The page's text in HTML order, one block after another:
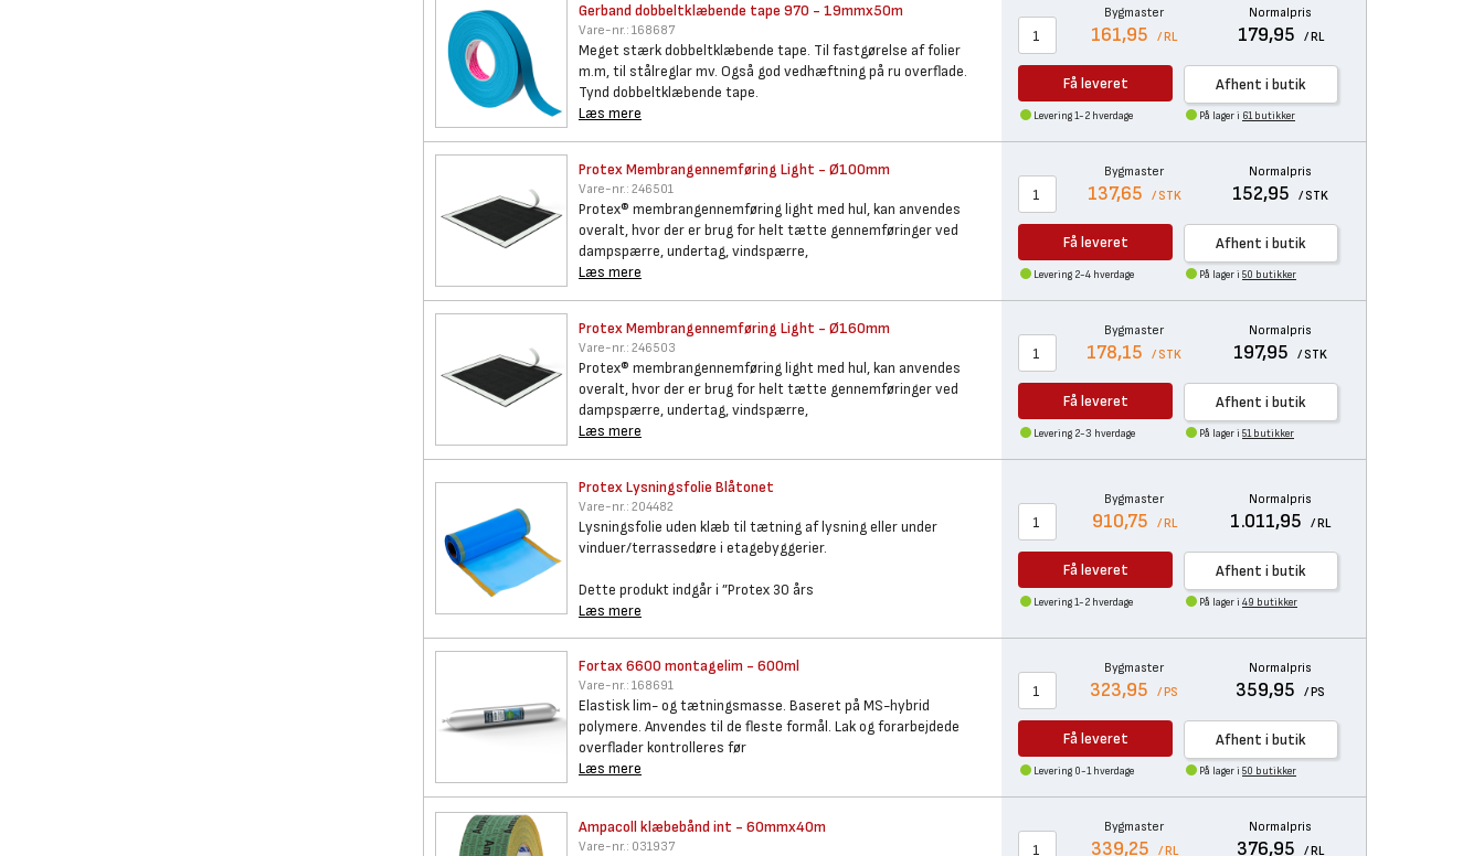
Gerband dobbeltklæbende tape 970 - 19mmx50m
Vare-nr.: 168687
Meget stærk dobbeltklæbende tape. Til fastgørelse af folier
m.m, til stålreglar mv. Også god vedhæftning på ru overflade.
Tynd dobbeltklæbende tape.
Læs mere
Bygmaster
161,95 / RL
Normalpris
179,95 / RL
Få leveret Afhent i butik
Levering 1-2 hverdage På lager i 61 butikker
Protex Membrangennemføring Light - Ø100mm
Vare-nr.: 246501
Protex® membrangennemføring light med hul, kan anvendes
overalt, hvor der er brug for helt tætte gennemføringer ved
dampspærre, undertag, vindspærre,
Læs mere
Bygmaster
137,65 / STK
Normalpris
152,95 / STK
Få leveret Afhent i butik
Levering 2-4 hverdage På lager i 50 butikker
Protex Membrangennemføring Light - Ø160mm
Vare-nr.: 246503
Protex® membrangennemføring light med hul, kan anvendes
overalt, hvor der er brug for helt tætte gennemføringer ved
dampspærre, undertag, vindspærre,
Læs mere
Bygmaster
178,15 / STK
Normalpris
197,95 / STK
Få leveret Afhent i butik
Levering 2-3 hverdage På lager i 51 butikker
Protex Lysningsfolie Blåtonet
Vare-nr.: 204482
Lysningsfolie uden klæb til tætning af lysning eller under
vinduer/terrassedøre i etagebyggerier.
Dette produkt indgår i ”Protex 30 års
Læs mere
Bygmaster
910,75 / RL
Normalpris
1.011,95 / RL
Få leveret Afhent i butik
Levering 1-2 hverdage På lager i 49 butikker
Fortax 6600 montagelim - 600ml
Vare-nr.: 168691
Elastisk lim- og tætningsmasse. Baseret på MS-hybrid
polymere. Anvendes til de fleste formål. Lak og forarbejdede
overflader kontrolleres før
Læs mere
Bygmaster
323,95 / PS
Normalpris
359,95 / PS
Få leveret Afhent i butik
Levering 0-1 hverdage På lager i 50 butikker
Ampacoll klæbebånd int - 60mmx40m
Vare-nr.: 031937
Bygmaster
339,25 / RL
Normalpris
376,95 / RL